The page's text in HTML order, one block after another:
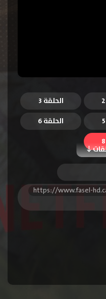
الحلقة 3
الحلقة 6
https://www.fasel-